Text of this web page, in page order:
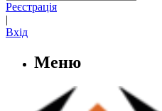
Реєстрація
|
Вхід
Меню